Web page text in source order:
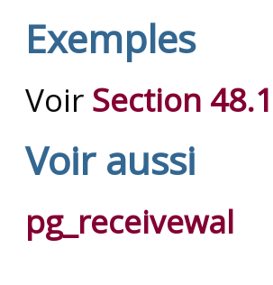
Exemples
Voir Section 48.1
Voir aussi
pg_receivewal